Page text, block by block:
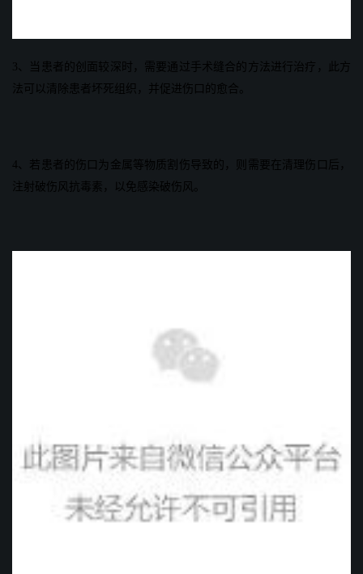
3、当患者的创面较深时，需要通过手术缝合的方法进行治疗，此方
法可以清除患者坏死组织，并促进伤口的愈合。
4、若患者的伤口为金属等物质割伤导致的，则需要在清理伤口后，
注射破伤风抗毒素，以免感染破伤风。